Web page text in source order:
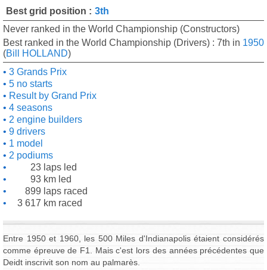
Best grid position : 3th
Never ranked in the World Championship (Constructors)
Best ranked in the World Championship (Drivers) : 7th in 1950
(Bill HOLLAND)
3 Grands Prix
5 no starts
Result by Grand Prix
4 seasons
2 engine builders
9 drivers
1 model
2 podiums
23 laps led
93 km led
899 laps raced
3 617 km raced
Entre 1950 et 1960, les 500 Miles d'Indianapolis étaient considérés
comme épreuve de F1. Mais c'est lors des années précédentes que
Deidt inscrivit son nom au palmarès.